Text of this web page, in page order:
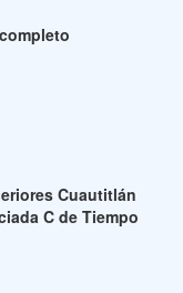
Cuautitlán
C de Tiempo